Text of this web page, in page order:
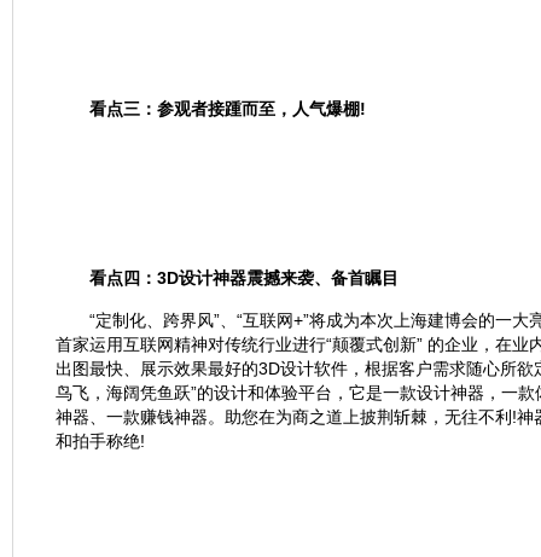
看点三：参观者接踵而至，人气爆棚!
看点四：3D设计神器震撼来袭、备首瞩目
“定制化、跨界风”、“互联网+”将成为本次上海建博会的一大
首家运用互联网精神对传统行业进行“颠覆式创新” 的企业，在
出图最快、展示效果最好的3D设计软件，根据客户需求随心所
鸟飞，海阔凭鱼跃”的设计和体验平台，它是一款设计神器，一
神器、一款赚钱神器。助您在为商之道上披荆斩棘，无往不利!
和拍手称绝!